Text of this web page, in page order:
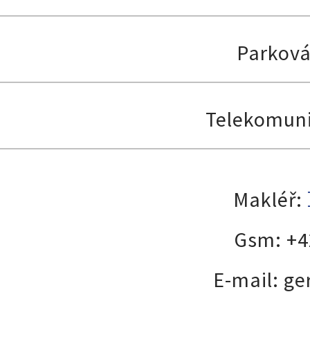
Makléř:
Gsm:
E-mail: